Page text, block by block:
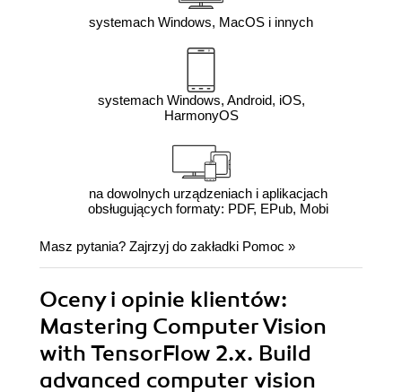
systemach Windows, MacOS i innych
systemach Windows, Android, iOS,
HarmonyOS
na dowolnych urządzeniach i aplikacjach
obsługujących formaty: PDF, EPub, Mobi
Masz pytania? Zajrzyj do zakładki Pomoc »
Oceny i opinie klientów:
Mastering Computer Vision
with TensorFlow 2.x. Build
advanced computer vision